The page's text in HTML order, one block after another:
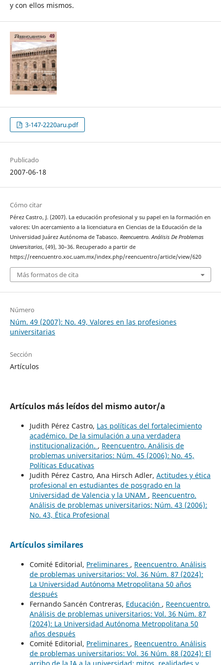
y con ellos mismos.
3-147-2220aru.pdf
Publicado
2007-06-18
Cómo citar
Pérez Castro, J. (2007). La educación profesional y su papel en la formación en
valores: Un acercamiento a la licenciatura en Ciencias de la Educación de la
Universidad Juárez Autónoma de Tabasco. Reencuentro. Análisis De Problemas
Universitarios, (49), 30–36. Recuperado a partir de
https://reencuentro.xoc.uam.mx/index.php/reencuentro/article/view/620
Más formatos de cita
Número
Núm. 49 (2007): No. 49, Valores en las profesiones
universitarias
Sección
Artículos
Artículos más leídos del mismo autor/a
Judith Pérez Castro, Las políticas del fortalecimiento
académico. De la simulación a una verdadera
institucionalización. , Reencuentro. Análisis de
problemas universitarios: Núm. 45 (2006): No. 45,
Políticas Educativas
Judith Pérez Castro, Ana Hirsch Adler, Actitudes y ética
profesional en estudiantes de posgrado en la
Universidad de Valencia y la UNAM , Reencuentro.
Análisis de problemas universitarios: Núm. 43 (2006):
No. 43, Ética Profesional
Artículos similares
Comité Editorial, Preliminares , Reencuentro. Análisis
de problemas universitarios: Vol. 36 Núm. 87 (2024):
La Universidad Autónoma Metropolitana 50 años
después
Fernando Sancén Contreras, Educación , Reencuentro.
Análisis de problemas universitarios: Vol. 36 Núm. 87
(2024): La Universidad Autónoma Metropolitana 50
años después
Comité Editorial, Preliminares , Reencuentro. Análisis
de problemas universitarios: Vol. 36 Núm. 88 (2024): El
arribo de la IA a la universidad: mitos, realidades y